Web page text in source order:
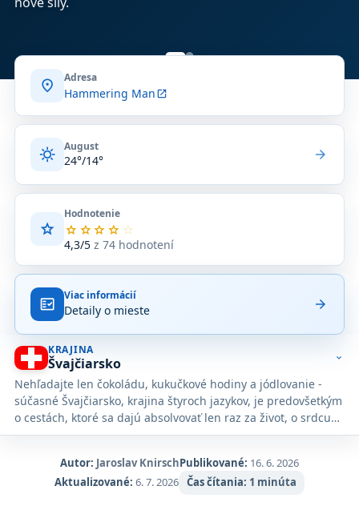
location_on Adresa
Hammering Manopen_in_new
sunny August
24°/14° arrow_forward
star
Hodnotenie
star star star star star
4,3/5z 74 hodnotení
Priemerné
hodnotenie
z
na
základe
74
hodnotení
na
Google
Maps.
fact_check Viac informácií
Detaily o mieste arrow_forward
KRAJINA
Švajčiarsko
Nehľadajte len čokoládu, kukučkové hodiny a jódlovanie -
súčasné Švajčiarsko, krajina štyroch jazykov, je predovšetkým
o cestách, ktoré sa dajú absolvovať len raz za život, o srdcu
lahodiacich alpských výpravách a mestskej kultúre.
expand_more
Autor: Jaroslav KnirschPublikované: 16. 6. 2026
Aktualizované: 6. 7. 2026 Čas čítania: 1 minúta